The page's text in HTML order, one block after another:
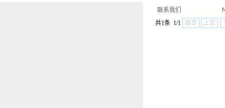
联系我们
共1条 1/1
首页 上页